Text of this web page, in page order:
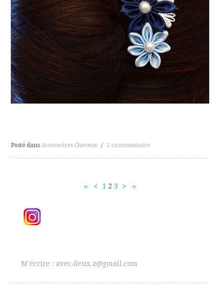
Posté dans Accessoires Cheveux / 1 commentaire
des
« < 1 2 3 > »
M’écrire : avec.deux.z@gmail.com